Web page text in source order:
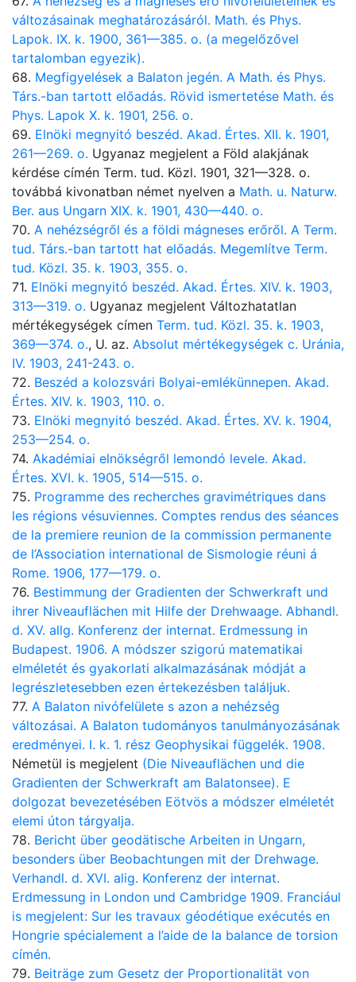
változásainak meghatározásáról. Math. és Phys.
Lapok. IX. k. 1900, 361—385. o. (a megelőzővel
tartalomban egyezik).
68. Megfigyelések a Balaton jegén. A Math. és Phys.
Társ.-ban tartott előadás. Rövid ismertetése Math. és
Phys. Lapok X. k. 1901, 256. o.
69. Elnöki megnyitó beszéd. Akad. Értes. XII. k. 1901,
261—269. o. Ugyanaz megjelent a Föld alakjának
kérdése címén Term. tud. Közl. 1901, 321—328. o.
továbbá kivonatban német nyelven a Math. u. Naturw.
Ber. aus Ungarn XIX. k. 1901, 430—440. o.
70. A nehézségről és a földi mágneses erőről. A Term.
tud. Társ.-ban tartott hat előadás. Megemlítve Term.
tud. Közl. 35. k. 1903, 355. o.
71. Elnöki megnyitó beszéd. Akad. Értes. XIV. k. 1903,
313—319. o. Ugyanaz megjelent Változhatatlan
mértékegységek címen Term. tud. Közl. 35. k. 1903,
369—374. o., U. az. Absolut mértékegységek c. Uránia,
IV. 1903, 241-243. o.
72. Beszéd a kolozsvári Bolyai-emlékünnepen. Akad.
Értes. XIV. k. 1903, 110. o.
73. Elnöki megnyitó beszéd. Akad. Értes. XV. k. 1904,
253—254. o.
74. Akadémiai elnökségről lemondó levele. Akad.
Értes. XVI. k. 1905, 514—515. o.
75. Programme des recherches gravimétriques dans
les régions vésuviennes. Comptes rendus des séances
de la premiere reunion de la commission permanente
de l’Association international de Sismologie réuni á
Rome. 1906, 177—179. o.
76. Bestimmung der Gradienten der Schwerkraft und
ihrer Niveauflächen mit Hilfe der Drehwaage. Abhandl.
d. XV. allg. Konferenz der internat. Erdmessung in
Budapest. 1906. A módszer szigorú matematikai
elméletét és gyakorlati alkalmazásának módját a
legrészletesebben ezen értekezésben találjuk.
77. A Balaton nivófelülete s azon a nehézség
változásai. A Balaton tudományos tanulmányozásának
eredményei. I. k. 1. rész Geophysikai függelék. 1908.
Németül is megjelent (Die Niveauflächen und die
Gradienten der Schwerkraft am Balatonsee). E
dolgozat bevezetésében Eötvös a módszer elméletét
elemi úton tárgyalja.
78. Bericht über geodätische Arbeiten in Ungarn,
besonders über Beobachtungen mit der Drehwage.
Verhandl. d. XVI. alig. Konferenz der internat.
Erdmessung in London und Cambridge 1909. Franciául
is megjelent: Sur les travaux géodétique exécutés en
Hongrie spécialement a l’aide de la balance de torsion
címén.
79. Beiträge zum Gesetz der Proportionalität von